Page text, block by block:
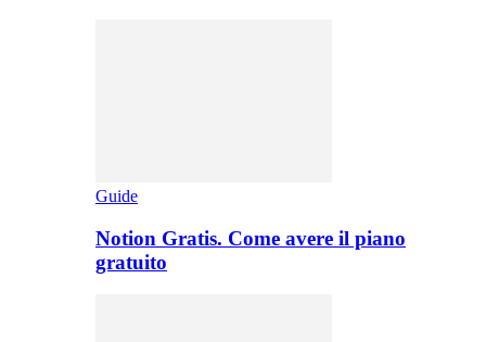
Guide
Notion Gratis. Come avere il piano
gratuito